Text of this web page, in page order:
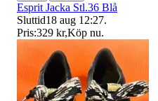
Esprit Jacka Stl.36 Blå
Sluttid18 aug 12:27.
Pris:329 kr,Köp nu.